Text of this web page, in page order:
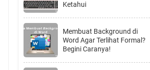
Ketahui
Membuat Background di
Word Agar Terlihat Formal?
Begini Caranya!